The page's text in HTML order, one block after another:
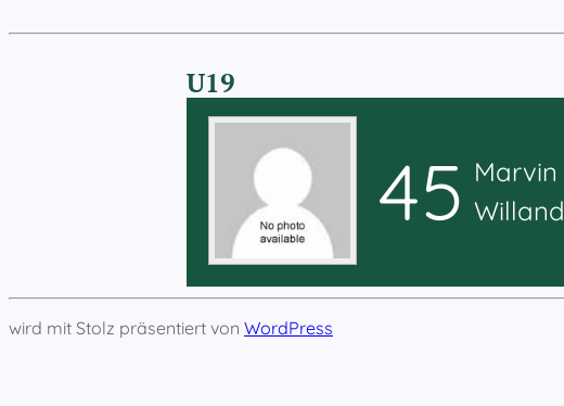
U19
45 Marvin
Willand
wird mit Stolz präsentiert von WordPress